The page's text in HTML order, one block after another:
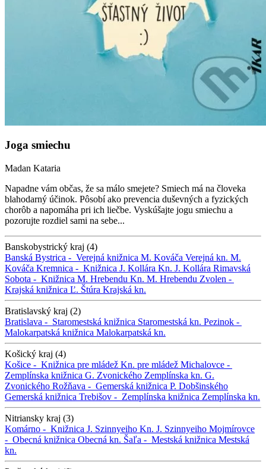
Joga smiechu
Madan Kataria
Napadne vám občas, že sa málo smejete? Smiech má na človeka
blahodarný účinok. Pôsobí ako prevencia duševných a fyzických
chorôb a napomáha pri ich liečbe. Vyskúšajte jogu smiechu a
pozorujte rozdiel sami na sebe...
Banskobystrický kraj (4)
Banská Bystrica - Verejná knižnica M. Kováča Verejná kn. M.
Kováča Kremnica - Knižnica J. Kollára Kn. J. Kollára Rimavská
Sobota - Knižnica M. Hrebendu Kn. M. Hrebendu Zvolen -
Krajská knižnica Ľ. Štúra Krajská kn.
Bratislavský kraj (2)
Bratislava - Staromestská knižnica Staromestská kn. Pezinok -
Malokarpatská knižnica Malokarpatská kn.
Košický kraj (4)
Košice - Knižnica pre mládež Kn. pre mládež Michalovce -
Zemplínska knižnica G. Zvonického Zemplínska kn. G.
Zvonického Rožňava - Gemerská knižnica P. Dobšinského
Gemerská knižnica Trebišov - Zemplínska knižnica Zemplínska kn.
Nitriansky kraj (3)
Komárno - Knižnica J. Szinnyeiho Kn. J. Szinnyeiho Mojmírovce
- Obecná knižnica Obecná kn. Šaľa - Mestská knižnica Mestská
kn.